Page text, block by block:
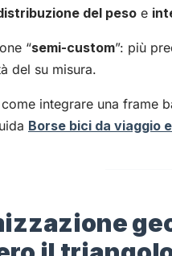
del peso e
“semi-custom”: più
del su misura.
integrare una frame
Borse bici da viaggio